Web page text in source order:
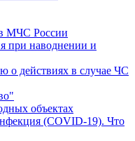
МЧС России
при наводнении и
о действиях в случае ЧС
объектах
(COVID-19). Что